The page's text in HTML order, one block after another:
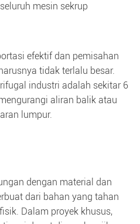
mesin sekrup
efektif dan pemisahan
tidak terlalu besar.
industri adalah sekitar 6
aliran balik atau
lumpur.
dengan material dan
dari bahan yang tahan
Dalam proyek khusus,